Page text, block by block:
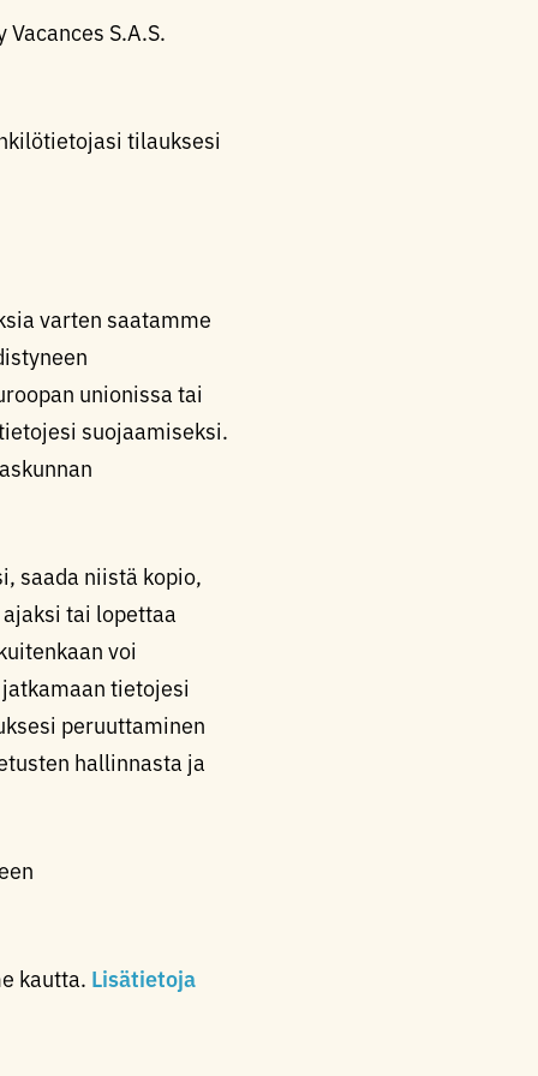
S.A.S.
tilauksesi
varten saatamme
unionissa tai
suojaamiseksi.
saada niistä kopio,
tai lopettaa
voi
tietojesi
peruuttaminen
hallinnasta ja
kautta. Lisätietoja